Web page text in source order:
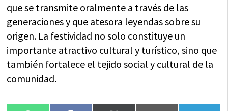
que se transmite oralmente a través de las
generaciones y que atesora leyendas sobre su
origen. La festividad no solo constituye un
importante atractivo cultural y turístico, sino que
también fortalece el tejido social y cultural de la
comunidad.